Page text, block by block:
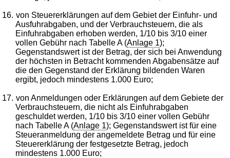
16. von Steuererklärungen auf dem Gebiet der Einfuhr- und
Ausfuhrabgaben, und der Verbrauchsteuern, die als
Einfuhrabgaben erhoben werden, 1/10 bis 3/10 einer
vollen Gebühr nach Tabelle A (Anlage 1);
Gegenstandswert ist der Betrag, der sich bei Anwendung
der höchsten in Betracht kommenden Abgabensätze auf
die den Gegenstand der Erklärung bildenden Waren
ergibt, jedoch mindestens 1.000 Euro;
17. von Anmeldungen oder Erklärungen auf dem Gebiete der
Verbrauchsteuern, die nicht als Einfuhrabgaben
geschuldet werden, 1/10 bis 3/10 einer vollen Gebühr
nach Tabelle A (Anlage 1); Gegenstandswert ist für eine
Steueranmeldung der angemeldete Betrag und für eine
Steuererklärung der festgesetzte Betrag, jedoch
mindestens 1.000 Euro;